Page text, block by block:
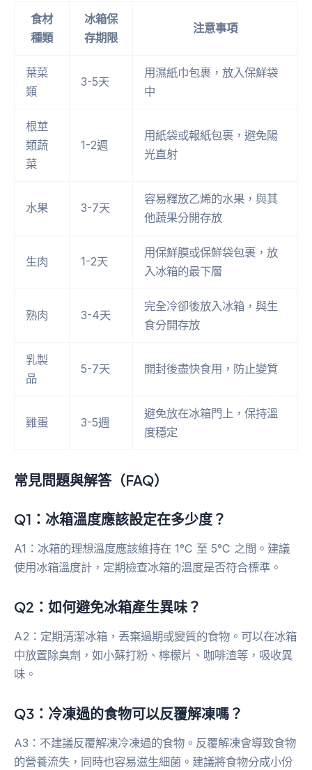
食材
種類
冰箱保
存期限
注意事項
葉菜
類
3-5天
用濕紙巾包裹，放入保鮮袋
中
根莖
類蔬
菜
1-2週
用紙袋或報紙包裹，避免陽
光直射
水果 3-7天
容易釋放乙烯的水果，與其
他蔬果分開存放
生肉 1-2天
用保鮮膜或保鮮袋包裹，放
入冰箱的最下層
熟肉 3-4天
完全冷卻後放入冰箱，與生
食分開存放
乳製
品
5-7天 開封後盡快食用，防止變質
雞蛋 3-5週
避免放在冰箱門上，保持溫
度穩定
常見問題與解答（FAQ）
Q1：冰箱溫度應該設定在多少度？
A1：冰箱的理想溫度應該維持在 1°C 至 5°C 之間。建議
使用冰箱溫度計，定期檢查冰箱的溫度是否符合標準。
Q2：如何避免冰箱產生異味？
A2：定期清潔冰箱，丟棄過期或變質的食物。可以在冰箱
中放置除臭劑，如小蘇打粉、檸檬片、咖啡渣等，吸收異
味。
Q3：冷凍過的食物可以反覆解凍嗎？
A3：不建議反覆解凍冷凍過的食物。反覆解凍會導致食物
的營養流失，同時也容易滋生細菌。建議將食物分成小份